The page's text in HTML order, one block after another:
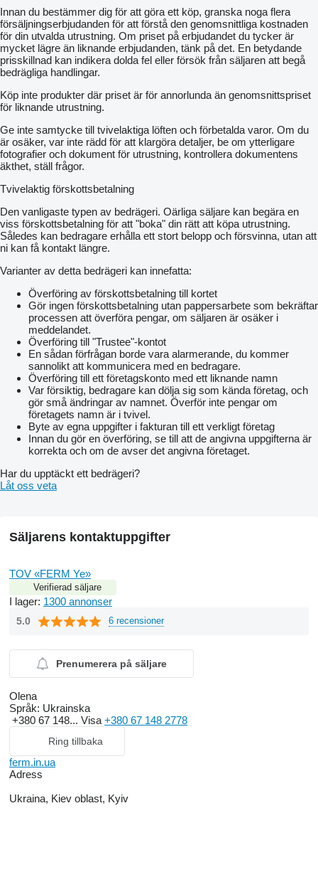
Innan du bestämmer dig för att göra ett köp, granska noga flera
försäljningserbjudanden för att förstå den genomsnittliga kostnaden
för din utvalda utrustning. Om priset på erbjudandet du tycker är
mycket lägre än liknande erbjudanden, tänk på det. En betydande
prisskillnad kan indikera dolda fel eller försök från säljaren att begå
bedrägliga handlingar.
Köp inte produkter där priset är för annorlunda än genomsnittspriset
för liknande utrustning.
Ge inte samtycke till tvivelaktiga löften och förbetalda varor. Om du
är osäker, var inte rädd för att klargöra detaljer, be om ytterligare
fotografier och dokument för utrustning, kontrollera dokumentens
äkthet, ställ frågor.
Tvivelaktig förskottsbetalning
Den vanligaste typen av bedrägeri. Oärliga säljare kan begära en
viss förskottsbetalning för att "boka" din rätt att köpa utrustning.
Således kan bedragare erhålla ett stort belopp och försvinna, utan att
ni kan få kontakt längre.
Varianter av detta bedrägeri kan innefatta:
Överföring av förskottsbetalning till kortet
Gör ingen förskottsbetalning utan pappersarbete som bekräftar
processen att överföra pengar, om säljaren är osäker i
meddelandet.
Överföring till "Trustee"-kontot
En sådan förfrågan borde vara alarmerande, du kommer
sannolikt att kommunicera med en bedragare.
Överföring till ett företagskonto med ett liknande namn
Var försiktig, bedragare kan dölja sig som kända företag, och
gör små ändringar av namnet. Överför inte pengar om
företagets namn är i tvivel.
Byte av egna uppgifter i fakturan till ett verkligt företag
Innan du gör en överföring, se till att de angivna uppgifterna är
korrekta och om de avser det angivna företaget.
Har du upptäckt ett bedrägeri?
Låt oss veta
Säljarens kontaktuppgifter
TOV «FERM Ye»
Verifierad säljare
I lager: 1300 annonser
5.0 6 recensioner
Prenumerera på säljare
Olena
Språk: Ukrainska
+380 67 148... Visa +380 67 148 2778
Ring tillbaka
ferm.in.ua
Adress
Ukraina, Kiev oblast, Kyiv